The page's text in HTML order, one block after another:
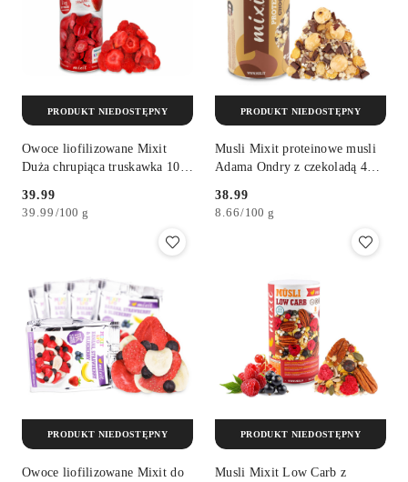
Owoce liofilizowane Mixit
Duża chrupiąca truskawka 100
Cena:
39.99
39.99 /100 g
PRODUKT NIEDOSTĘPNY
Musli Mixit proteinowe musli
Adama Ondry z czekoladą 450
Cena:
38.99
8.66/100 g
PRODUKT NIEDOSTĘPNY
Owoce liofilizowane Mixit do
PRODUKT NIEDOSTĘPNY
Musli Mixit Low Carb z
PRODUKT NIEDOSTĘPNY